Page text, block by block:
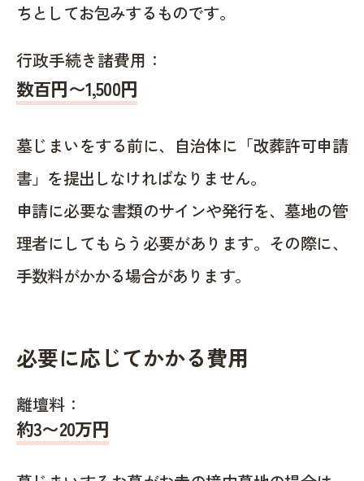
ちとしてお包みするものです。
行政手続き諸費用：
数百円〜1,500円
墓じまいをする前に、自治体に「改葬許可申請
書」を提出しなければなりません。
申請に必要な書類のサインや発行を、墓地の管
理者にしてもらう必要があります。その際に、
手数料がかかる場合があります。
必要に応じてかかる費用
離壇料：
約3〜20万円